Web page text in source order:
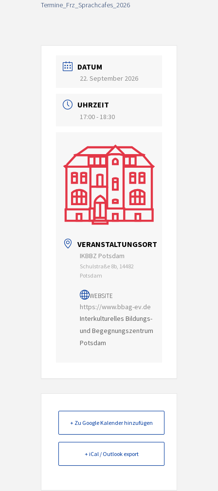
Termine_Frz_Sprachcafes_2026
DATUM
22. September 2026
UHRZEIT
17:00 - 18:30
VERANSTALTUNGSORT
IKBBZ Potsdam
Schulstraße 8b, 14482
Potsdam
WEBSITE
https://www.bbag-ev.de
Interkulturelles Bildungs-
und Begegnungszentrum
Potsdam
+ Zu Google Kalender hinzufügen
+ iCal / Outlook export